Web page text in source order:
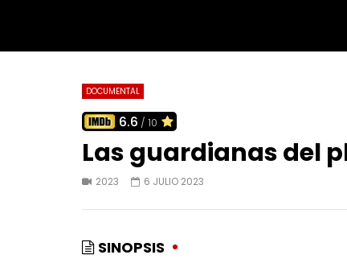
DOCUMENTAL
6.6 / 10
Las guardianas del
2023 6 JULIO 2023
SINOPSIS